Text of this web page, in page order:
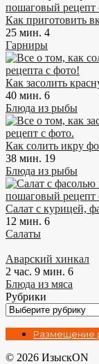
Как приготовить
25 мин. 4
Гарниры
Как засолить
40 мин. 6
Блюда из рыбы
Как солить икру
38 мин. 19
Блюда из рыбы
Салат с курицей,
12 мин. 6
Салаты
Аварский хинкал
2 час. 9 мин. 6
Блюда из мяса
Рубрики
Рубрики
Размещение
© 2026 ИзыскON